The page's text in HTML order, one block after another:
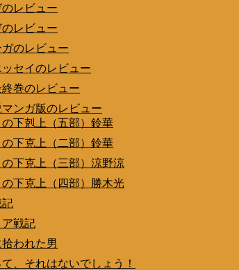
レビュー
レビュー
のレビュー
セイのレビュー
巻のレビュー
ンガ版のレビュー
下剋上（五部）鈴華
下克上（二部）鈴華
下克上（三部）涼野涼
下克上（四部）勝木光
記
ア戦記
われた男
、それはないでしょう！